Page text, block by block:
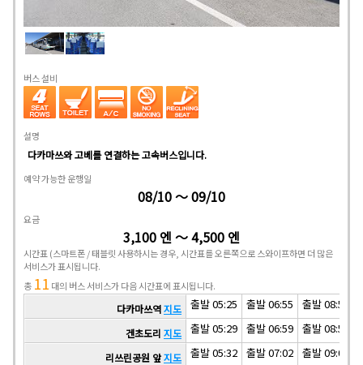
버스 설비
설명
다카마쓰와 고베를 연결하는 고속버스입니다.
예약 가능한 운행일
08/10 ～ 09/10
요금
3,100 엔 ～ 4,500 엔
시간표 (스마트폰 / 태블릿 사용하시는 경우, 시간표를 오른쪽으로 스와이프하면 더 많은
서비스가 표시됩니다.
총 11 대의 버스 서비스가 다음 시간표에 표시됩니다.
다카마쓰역지도 출발 05:25 출발 06:55 출발 08:55
겐초도리 지도 출발 05:29 출발 06:59 출발 08:59
리쓰린공원 앞지도 출발 05:32 출발 07:02 출발 09:02